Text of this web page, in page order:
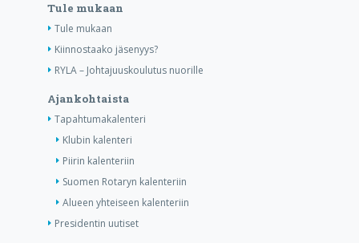
Tule mukaan
Tule mukaan
Kiinnostaako jäsenyys?
RYLA – Johtajuuskoulutus nuorille
Ajankohtaista
Tapahtumakalenteri
Klubin kalenteri
Piirin kalenteriin
Suomen Rotaryn kalenteriin
Alueen yhteiseen kalenteriin
Presidentin uutiset